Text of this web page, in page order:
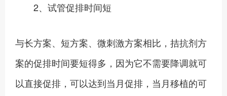
2、试管促排时间短
与长方案、短方案、微刺激方案相比，拮抗剂方
案的促排时间要短得多，因为它不需要降调就可
以直接促排，可以达到当月促排，当月移植的可